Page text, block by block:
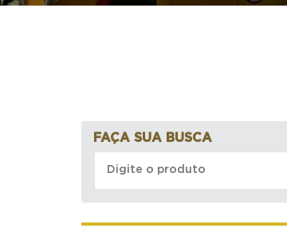
FAÇA SUA BUSCA